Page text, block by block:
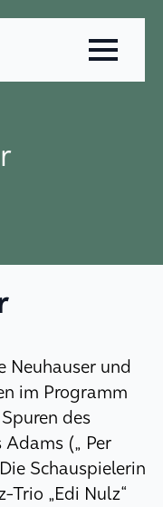
Neuhauser und
im Programm
des
(„ Per
Schauspielerin
Trio „Edi Nulz“